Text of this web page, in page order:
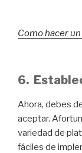
Como hacer
6.
Ahora, debes
aceptar.
variedad de
fáciles de